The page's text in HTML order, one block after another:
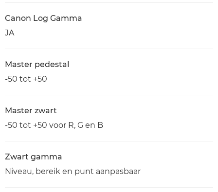
Canon Log Gamma
JA
Master pedestal
-50 tot +50
Master zwart
-50 tot +50 voor R, G en B
Zwart gamma
Niveau, bereik en punt aanpasbaar